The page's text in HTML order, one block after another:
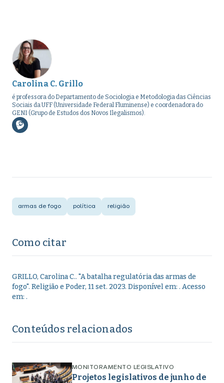
Carolina C. Grillo
é professora do Departamento de Sociologia e Metodologia das Ciências
Sociais da UFF (Universidade Federal Fluminense) e coordenadora do
GENI (Grupo de Estudos dos Novos Ilegalismos).
armas de fogo política religião
Como citar
GRILLO, Carolina C.. "A batalha regulatória das armas de
fogo". Religião e Poder, 11 set. 2023. Disponível em: . Acesso
em: .
Conteúdos relacionados
MONITORAMENTO LEGISLATIVO
Projetos legislativos de junho de